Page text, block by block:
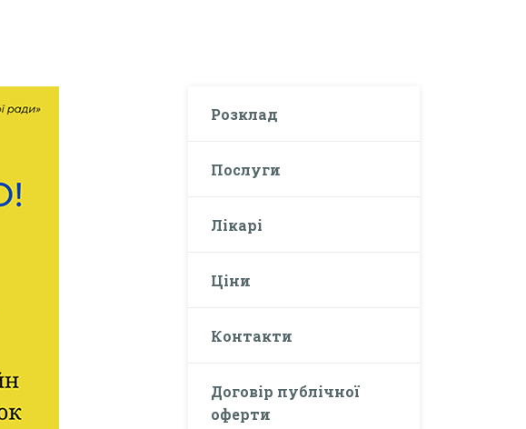
Розклад
Послуги
Лікарі
Ціни
Контакти
Договір публічної
оферти